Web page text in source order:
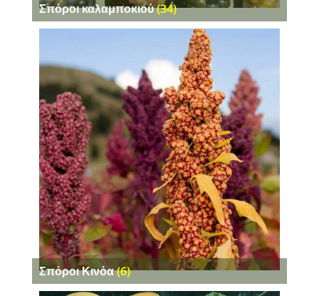
Σπόροι καλαμποκιού(34)
Σπόροι Κινόα(6)